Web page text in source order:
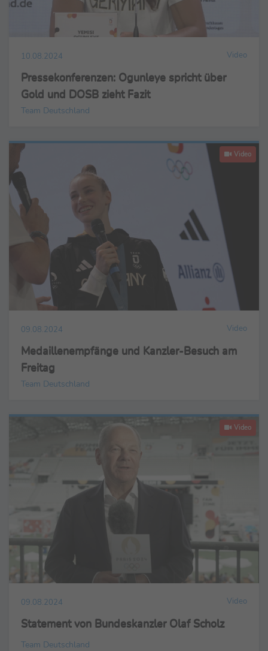
10.08.2024 Video
Pressekonferenzen: Ogunleye spricht über
Gold und DOSB zieht Fazit
Team Deutschland
Video
09.08.2024 Video
Medaillenempfänge und Kanzler-Besuch am
Freitag
Team Deutschland
Video
09.08.2024 Video
Statement von Bundeskanzler Olaf Scholz
Team Deutschland